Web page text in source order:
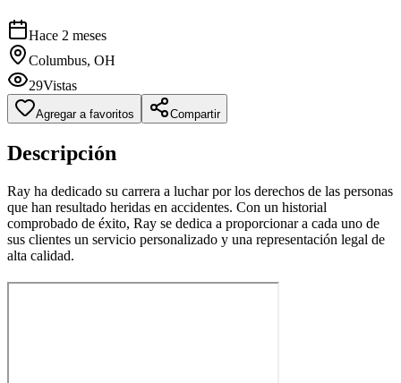
Hace 2 meses
Columbus, OH
29Vistas
Agregar a favoritos Compartir
Descripción
Ray ha dedicado su carrera a luchar por los derechos de las personas
que han resultado heridas en accidentes. Con un historial
comprobado de éxito, Ray se dedica a proporcionar a cada uno de
sus clientes un servicio personalizado y una representación legal de
alta calidad.